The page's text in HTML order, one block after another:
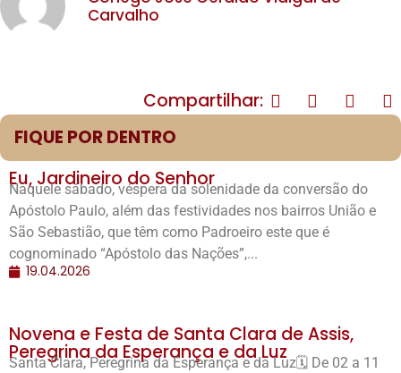
Carvalho
Compartilhar:
FIQUE POR DENTRO
Eu, Jardineiro do Senhor
Naquele sábado, véspera da solenidade da conversão do
Apóstolo Paulo, além das festividades nos bairros União e
São Sebastião, que têm como Padroeiro este que é
cognominado “Apóstolo das Nações”,...
19.04.2026
Novena e Festa de Santa Clara de Assis,
Peregrina da Esperança e da Luz
Santa Clara, Peregrina da Esperança e da Luz🗓️ De 02 a 11